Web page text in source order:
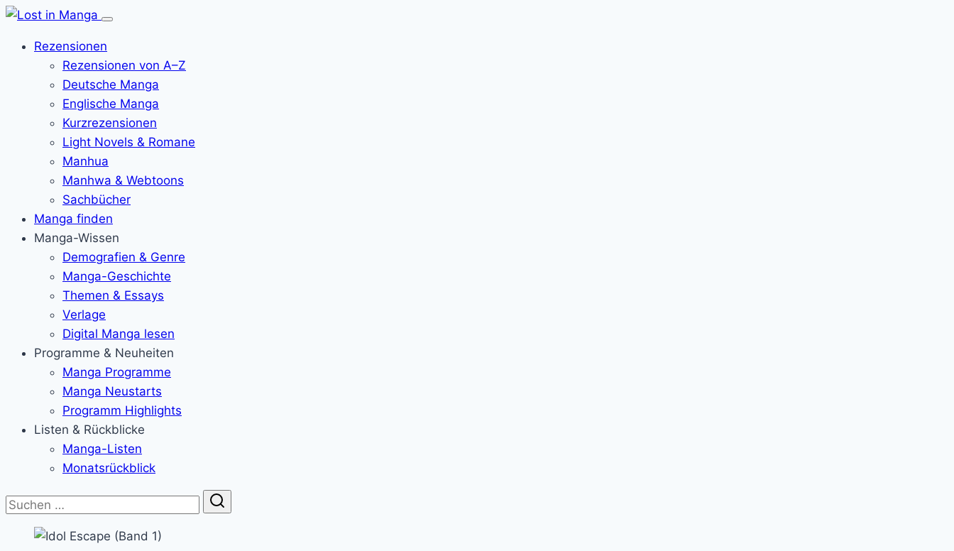
Menü
Rezensionen
Rezensionen von A–Z
Deutsche Manga
Englische Manga
Kurzrezensionen
Light Novels & Romane
Manhua
Manhwa & Webtoons
Sachbücher
Manga finden
Manga-Wissen
Demografien & Genre
Manga-Geschichte
Themen & Essays
Verlage
Digital Manga lesen
Programme & Neuheiten
Manga Programme
Manga Neustarts
Programm Highlights
Listen & Rückblicke
Manga-Listen
Monatsrückblick
Suche